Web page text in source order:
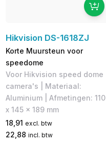
Hikvision DS-1618ZJ
Korte Muursteun voor
speedome
Voor Hikvision speed dome
camera's | Materiaal:
Aluminium | Afmetingen: 110
x 145 x 189 mm
18,91 excl. btw
22,88 incl. btw